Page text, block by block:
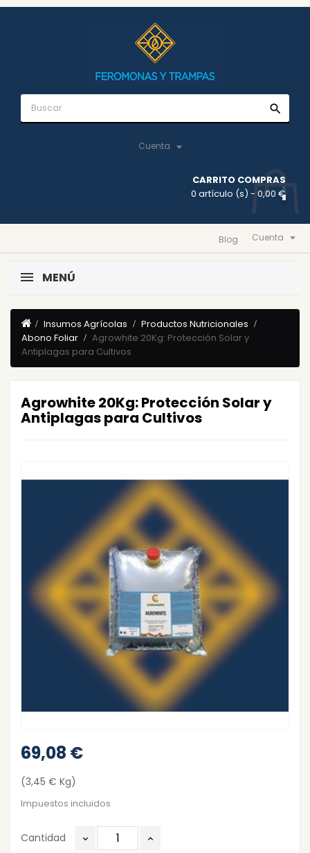
search
Cuenta 
CARRITO COMPRAS
0 artículo (s) - 0,00 €
Cuenta 
Blog
MENÚ
Insumos Agrícolas
Productos Nutricionales
Abono Foliar
Agrowhite 20Kg: Protección Solar y
Antiplagas para Cultivos
Agrowhite 20Kg: Protección Solar y
Antiplagas para Cultivos
69,08 €
(3,45 € Kg)
Impuestos incluidos
Cantidad